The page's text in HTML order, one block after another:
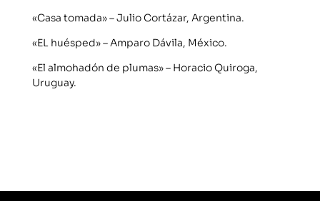
«Casa tomada» – Julio Cortázar, Argentina.
«EL huésped» – Amparo Dávila, México.
«El almohadón de plumas» – Horacio Quiroga,
Uruguay.